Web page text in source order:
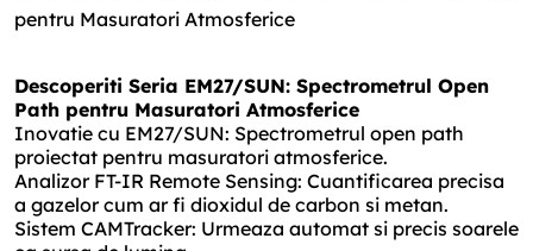
pentru Masuratori Atmosferice
Descoperiti Seria EM27/SUN: Spectrometrul Open
Path pentru Masuratori Atmosferice
Inovatie cu EM27/SUN: Spectrometrul open path
proiectat pentru masuratori atmosferice.
Analizor FT-IR Remote Sensing: Cuantificarea precisa
a gazelor cum ar fi dioxidul de carbon si metan.
Sistem CAMTracker: Urmeaza automat si precis soarele